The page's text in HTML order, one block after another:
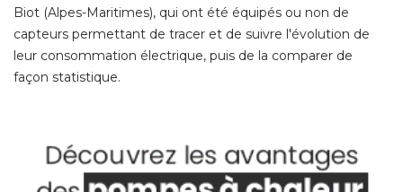
Biot (Alpes-Maritimes), qui ont été équipés ou non de
capteurs permettant de tracer et de suivre l'évolution de
leur consommation électrique, puis de la comparer de
façon statistique.